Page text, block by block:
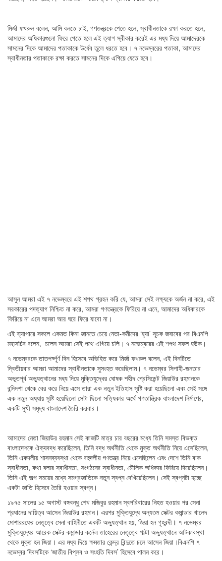
মির্জা ফখরুল বলেন, আমি বলতে চাই, গণতন্ত্রকে পেতে হলে, স্বাধীনতাকে রক্ষা করতে হলে,
আমাদের অধিকারগুলো ফিরে পেতে হলে এই ত্যাগ স্বীকার করেই এর মধ্য দিয়ে আমাদেরকে
সামনের দিকে আমাদের পতাকাকে উর্ধেব তুলে ধরতে হবে। ৭ নভেম্বরের পতাকা, আমাদের
স্বাধীনতার পতাকাকে রক্ষা করতে সামনের দিকে এগিয়ে যেতে হবে।
আসুন আমরা এই ৭ নভেম্বরে এই শপথ গ্রহন করি যে, আমরা সেই লক্ষ্যকে অর্জন না করে, এই
সরকারের পদত্যাগ নিশ্চিত না করে, আমরা গণতন্ত্রকে ফিরিয়ে না এনে, আমাদের অধিকারকে
ফিরিয়ে না এনে আমরা আর ঘরে ফিরে যাবো না।
এই ব্য্যাপারে সকলে একমত কিনা জানতে চেয়ে নেতা-কর্মীদের ‘হ্যা’ সূচক জবাবের পর বিএনপি
মহাসচিব বলেন, চলেন আমরা সেই পথে এগিয়ে চলি। ৭ নভেম্বরের এই শপথ সফল হউক।
৭ নভেম্বরকে তাতপর্য্পূর্ণ দিন হিসেবে অভিহিত করে মির্জা ফখরুল বলেন, এই দিনটিতে
দ্বিতীয়বার আমরা আমাদের স্বাধীনতাকে সুসংহত করেছিলাম। ৭ নভেম্বর সিপাহী-জনতার
অভূতপূর্ব অভ্যুত্থানের মধ্য দিয়ে মুক্তিযুদ্ধের ঘোষক শহীদ প্রেসিডেন্ট জিয়াউর রহমানকে
বন্দিদশা থেকে বের করে নিয়ে এসে তারা এক নতুন ইতিহাস সৃষ্টি করা হয়েছিলো এবং সেই সঙ্গে
এক নতুন অধ্যায় সৃষ্টি হয়েছিলো সেটা ছিলো সত্যিকার অর্থে গণতান্ত্রিক বাংলাদেশ নির্মাণের,
একটি সুখী সমৃদ্ধ বাংলাদেশ তৈরি করবার।
আমাদের নেতা জিয়াউর রহমান সেই কাজটি মাত্র চার বছরের মধ্যে তিনি সমস্ত বিভক্ত
বাংলাদেশকে ঐক্যবদ্ধ করেছিলেন, তিনি বদ্ধ অর্থনীতি থেকে মুক্ত অর্থনীতি নিয়ে এসেছিলেন,
তিনি একদলীয় শাসনব্যবস্থা থেকে বহুদলীয় গণতন্ত্র নিয়ে এসেছিলেন এবং দেশে তিনি বাক
স্বাধীনতা, কথা বলার স্বাধীনতা, সংগঠনের স্বাধীনতা, মৌলিক অধিকার ফিরিয়ে দিয়েছিলেন।
তিনি এই অল্প সময়ের মধ্যে সমগ্রজাতিকে নতুন স্বপ্ন দেখিয়েছিলেন। সেই স্বপ্নটা হচ্ছে
একটা জাতি হিসেবে তৈরি হওয়ার স্বপ্ন।
১৯৭৫ সালের ১৫ অগাস্ট বঙ্গবন্ধু শেখ মজিবুর রহমান স্বপরিবারের নিহত হওয়ার পর সেনা
প্রধানের দায়িত্ব আসেন জিয়াউর রহমান। এরপর মুক্তিযুদ্ধে অন্যতম সেক্টর কমান্ডার খালেদ
মোশাররফের নেতৃত্বে সেনা বাহিনীতে একটি অভ্যুত্থান হয়, জিয়া হন গৃহবন্দী। ৭ নভেম্বর
মুক্তিযুদ্ধের আরেক সেক্টর কমান্ডার কর্নেল তাহেরের নেতৃত্বে পাল্টা অভ্যুত্থানে আটকাবস্থা
থেকে মুক্ত হন জিয়া। এর মধ্য দিয়ে ক্ষমতার কেন্দ্র বিন্দুতে চলে আসেন জিয়া।বিএনপি ৭
নভেম্বর দিবসটিকে ‘জাতীয় বিপ্লব ও সংহতি দিবস’ হিসেবে পালন করে।